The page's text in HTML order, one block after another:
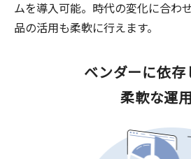
ムを導入可能。時代の変化に合わ
品の活用も柔軟に行えます。
ベンダーに依存
柔軟な運用